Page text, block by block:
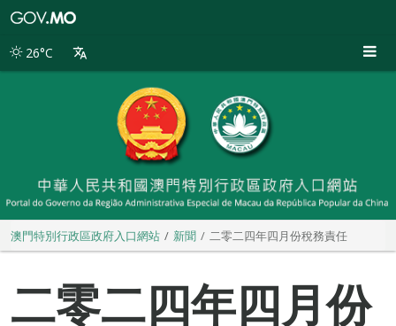
別
26°C
澳門特別行政區政府入口網站 新聞 二零二四年四月份稅務責任
二零二四年四月份